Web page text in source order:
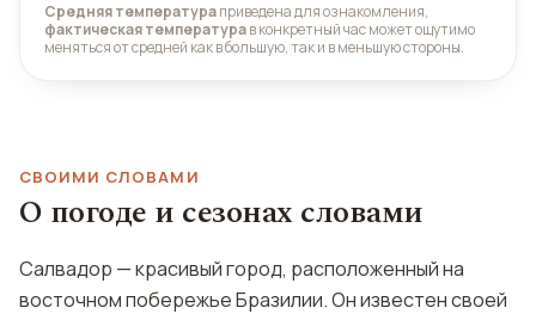
Средняя температураприведена для ознакомления,
фактическая температурав конкретный час может ощутимо
меняться от средней как в большую, так и в меньшую стороны.
СВОИМИ СЛОВАМИ
О погоде и сезонах словами
Салвадор — красивый город, расположенный на
восточном побережье Бразилии. Он известен своей